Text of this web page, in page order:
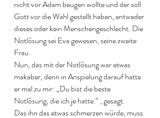
nicht vor Adam beugen wollte und der soll
Gott vor die Wahl gestellt haben, entweder
dieses oder kein Menschengeschlecht. Die
Notlösung sei Eva gewesen, seine zweite
Frau.
Nun, das mit der Notlösung war etwas
makaber, denn in Anspielung darauf hatte
er mal zu mir: „Du bist die beste
Notlösung, die ich je hatte.“ , gesagt.
Das ihn das etwas schmerzen würde, muss